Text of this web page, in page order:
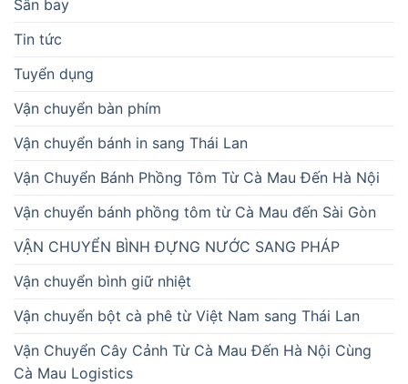
Sân bay
Tin tức
Tuyển dụng
Vận chuyển bàn phím
Vận chuyển bánh in sang Thái Lan
Vận Chuyển Bánh Phồng Tôm Từ Cà Mau Đến Hà Nội
Vận chuyển bánh phồng tôm từ Cà Mau đến Sài Gòn
VẬN CHUYỂN BÌNH ĐỰNG NƯỚC SANG PHÁP
Vận chuyển bình giữ nhiệt
Vận chuyển bột cà phê từ Việt Nam sang Thái Lan
Vận Chuyển Cây Cảnh Từ Cà Mau Đến Hà Nội Cùng
Cà Mau Logistics